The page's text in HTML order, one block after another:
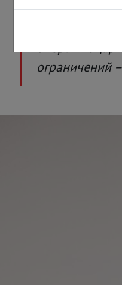
оперы
ограничений